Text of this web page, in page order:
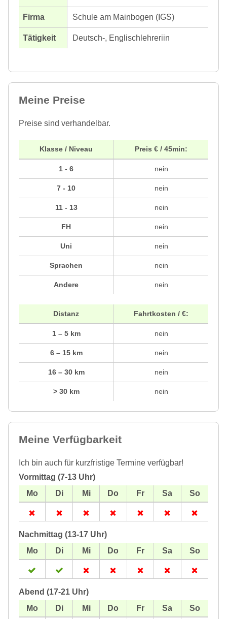
Schule am Mainbogen (IGS)
Deutsch-, Englischlehreriin
Meine Preise
Preise sind verhandelbar.
Klasse / Niveau
1 - 6
7 - 10
11 - 13
FH
Uni
Sprachen
Andere
Preis € / 45min:
nein
nein
nein
nein
nein
nein
nein
Distanz
1 – 5 km
6 – 15 km
16 – 30 km
> 30 km
Fahrtkosten / €:
nein
nein
nein
nein
Meine Verfügbarkeit
Ich bin auch für kurzfristige Termine verfügbar!
Vormittag (7-13 Uhr)
Nachmittag (13-17 Uhr)
Abend (17-21 Uhr)